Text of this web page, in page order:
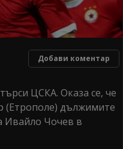
Добави коментар
ЦСКА. Оказа се, че
(Етрополе) дължимите
Ивайло Чочев в